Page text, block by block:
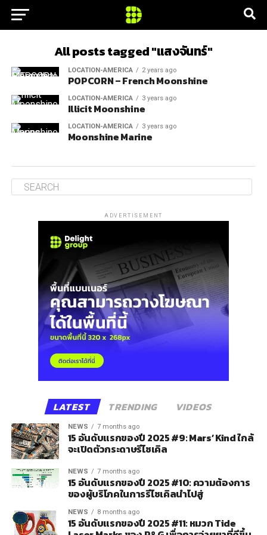
All posts tagged "แสงจันทร์"
LOCATION-AMERICA 2 years ago
POPCORN – French Moonshine
LOCATION-AMERICA 3 years ago
Illicit Moonshine
LOCATION-AMERICA 3 years ago
Moonshine Marine
ADVERTISEMENT
LATEST TRENDING VIDEOS
NEWS 7 months ago
15 อันดับแรกของปี 2025 #9: Mars’ Kind ใกล้
จะเปิดตัวกระดาษรีไซเคิล
NEWS 7 months ago
15 อันดับแรกของปี 2025 #10: ความต้องการ
ของผู้บริโภคในการรีไซเคิลนำไปสู่
NEWS 8 months ago
15 อันดับแรกของปี 2025 #11: หมวก Tide